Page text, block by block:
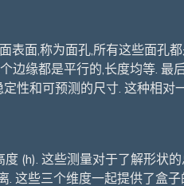
表面,称为面孔,所有这些面
缘都是平行的,长度均等.
性和可预测的尺寸. 这种相
(h). 这些测量对于了解形状
这些三个维度一起提供了盒